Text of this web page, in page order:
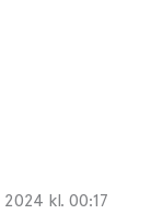
kl. 00:17